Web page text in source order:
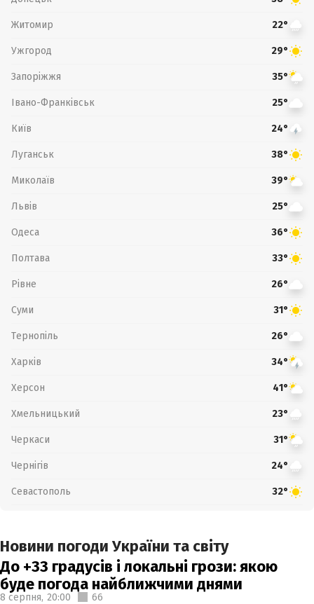
Житомир 22°
Ужгород 29°
Запоріжжя 35°
Івано-Франківськ 25°
Київ 24°
Луганськ 38°
Миколаїв 39°
Львів 25°
Одеса 36°
Полтава 33°
Рівне 26°
Суми 31°
Тернопіль 26°
Харків 34°
Херсон 41°
Хмельницький 23°
Черкаси 31°
Чернігів 24°
Севастополь 32°
Новини погоди України та світу
До +33 градусів і локальні грози: якою
буде погода найближчими днями
8 серпня, 20:00 66